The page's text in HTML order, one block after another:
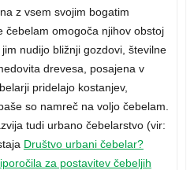
z vsem svojim bogatim
čebelam omogoča njihov obstoj
nudijo bližnji gozdovi, številne
drevesa, posajena v
pridelajo kostanjev,
so namreč na voljo čebelam.
tudi urbano čebelarstvo (vir:
Društvo urbani čebelar?
za postavitev čebeljih